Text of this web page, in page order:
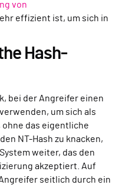
von
effizient ist, um sich in
Hash-
bei der Angreifer einen
um sich als
das eigentliche
NT-Hash zu knacken,
weiter, das den
akzeptiert. Auf
seitlich durch ein